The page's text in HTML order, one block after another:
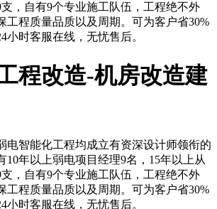
，自有9个专业施工队伍，工程绝不外
工程质量品质以及周期。可为客户省30%
小时客服在线，无忧售后。
程改造-机房改造建
电智能化工程均成立有资深设计师领衔的
10年以上弱电项目经理9名，15年以上从
，自有9个专业施工队伍，工程绝不外
工程质量品质以及周期。可为客户省30%
小时客服在线，无忧售后。